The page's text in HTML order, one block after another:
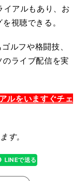
イアルもあり、お
視聴できる。
ルフや格闘技、
ライブ配信を実
ルをいますぐチェ
す。
LINEで送る